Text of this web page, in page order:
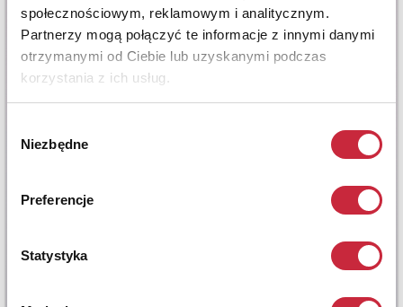
społecznościowym, reklamowym i analitycznym.
Partnerzy mogą połączyć te informacje z innymi danymi
otrzymanymi od Ciebie lub uzyskanymi podczas
korzystania z ich usług.
zgody
Niezbędne
Preferencje
Statystyka